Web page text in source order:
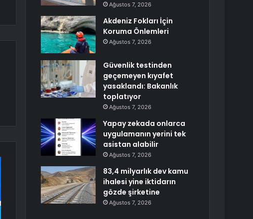
Ağustos 7, 2026
Akdeniz Fokları İçin
Koruma Önlemleri
Ağustos 7, 2026
Güvenlik testinden
geçemeyen kıyafet
yasaklandı: Bakanlık
toplatıyor
Ağustos 7, 2026
Yapay zekada onlarca
uygulamanın yerini tek
asistan alabilir
Ağustos 7, 2026
83,4 milyarlık dev kamu
ihalesi yine iktidarın
gözde şirketine
Ağustos 7, 2026